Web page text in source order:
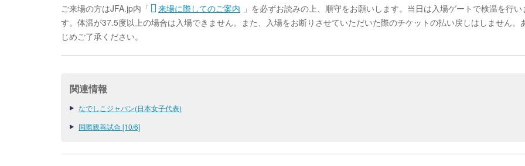
ご来場の方はJFA.jp内「 来場に際してのご案内 」を必ずお読みの上、順守をお願いします。当日は入場ゲートで検温を行い
す。体温が37.5度以上の場合は入場できません。また、入場をお断りさせていただいた際のチケットの払い戻しはしません。
じめご了承ください。
関連情報
なでしこジャパン(日本女子代表)
国際親善試合 [10/6]